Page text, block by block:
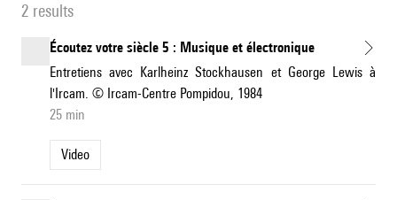
2 results
Écoutez votre siècle 5 : Musique et électronique
Entretiens avec Karlheinz Stockhausen et George Lewis à
l'Ircam. © Ircam-Centre Pompidou, 1984
25 min
Video